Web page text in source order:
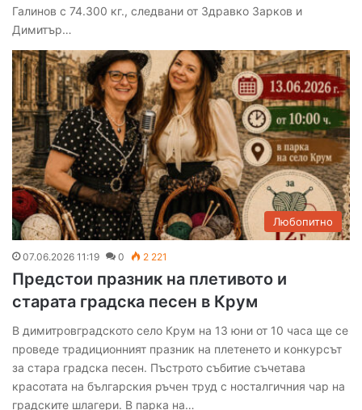
Галинов с 74.300 кг., следвани от Здравко Зарков и
Димитър…
Любопитно
07.06.2026 11:19 0 2 221
Предстои празник на плетивото и
старата градска песен в Крум
В димитровградското село Крум на 13 юни от 10 часа ще се
проведе традиционният празник на плетенето и конкурсът
за стара градска песен. Пъстрото събитие съчетава
красотата на българския ръчен труд с носталгичния чар на
градските шлагери. В парка на…